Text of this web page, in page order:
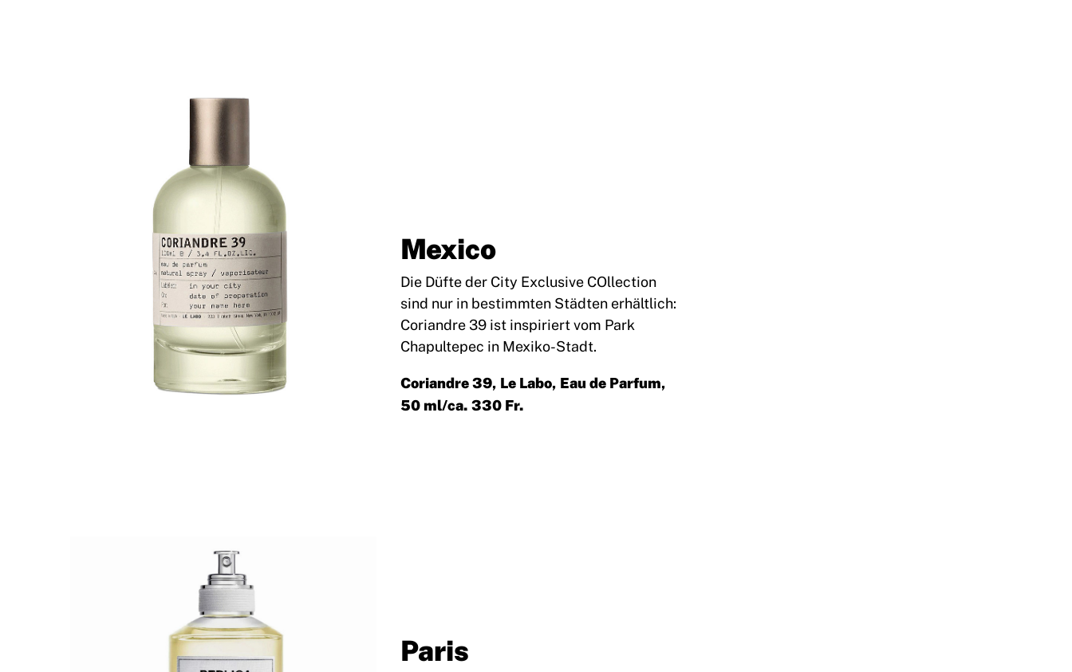
Mexico
Die Düfte der City Exclusive COllection
sind nur in bestimmten Städten erhältlich:
Coriandre 39 ist inspiriert vom Park
Chapultepec in Mexiko-Stadt.
Coriandre 39, Le Labo, Eau de Parfum,
50 ml/ca. 330 Fr.
Paris